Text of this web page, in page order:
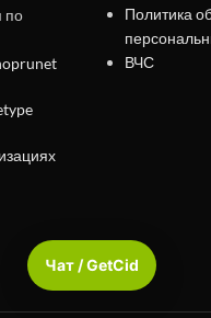
по
Политика
ВЧС
Чат / GetCid